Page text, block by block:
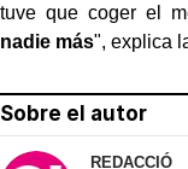
tuve que coger el
nadie más", explica
Sobre el autor
REDACCIÓ